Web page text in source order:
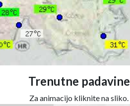
Trenutne padavine
Za animacijo kliknite na sliko.